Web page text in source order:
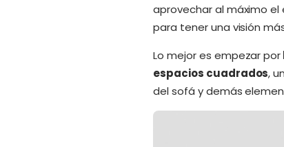
aprovechar al máximo
para tener una visión
Lo mejor es empezar por
espacios cuadrados,
del sofá y demás